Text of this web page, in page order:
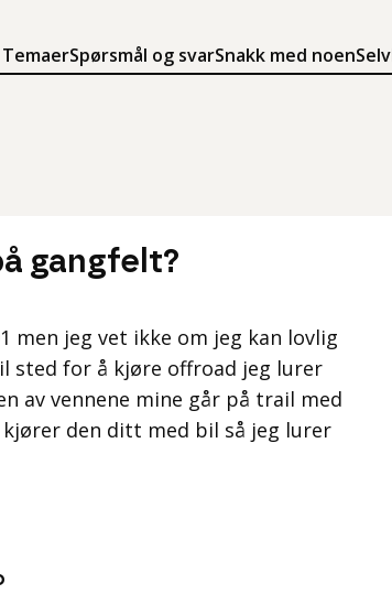
Spørsmål og svarSnakk med noen
gangfelt?
men jeg vet ikke om jeg kan lovlig
for å kjøre offroad jeg lurer
av vennene mine går på trail med
den ditt med bil så jeg lurer